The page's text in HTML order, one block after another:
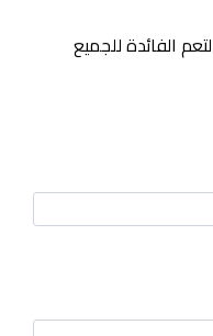
الفائدة للجميع